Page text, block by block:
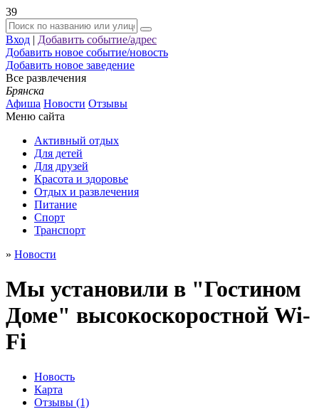
39
Вход | Добавить событие/адрес
Добавить новое событие/новость
Добавить новое заведение
Все развлечения
Брянска
Афиша Новости Отзывы
Меню сайта
Активный отдых
Для детей
Для друзей
Красота и здоровье
Отдых и развлечения
Питание
Спорт
Транспорт
» Новости
Мы установили в "Гостином
Доме" высокоскоростной Wi-
Fi
Новость
Карта
Отзывы (1)